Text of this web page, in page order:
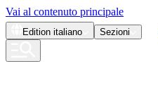
Vai al contenuto principale
Edition italiano Sezioni